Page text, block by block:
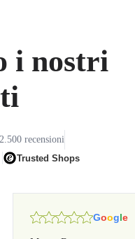
i nostri
recensioni
Trusted Shops
Google